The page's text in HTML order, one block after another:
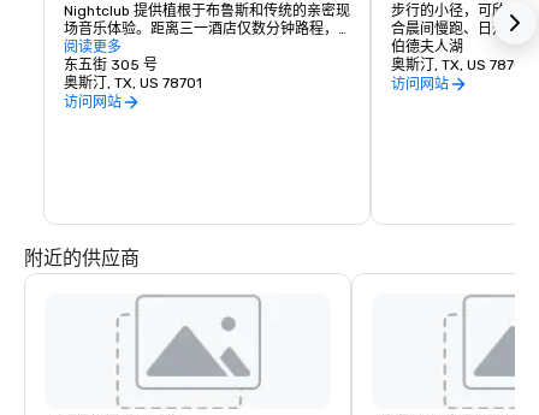
Nightclub 提供植根于布鲁斯和传统的亲密现
场音乐体验。距离三一酒店仅数分钟路程，
是寻求真正的奥斯汀之夜的客人的必游之
地。
阅读更多
东五街 305 号
奥斯汀, TX, US 78701
访问网站
步行的小径，可欣赏
合晨间慢跑、日落漫
伯德夫人湖
奥斯汀, TX, US 78701
访问网站
附近的供应商